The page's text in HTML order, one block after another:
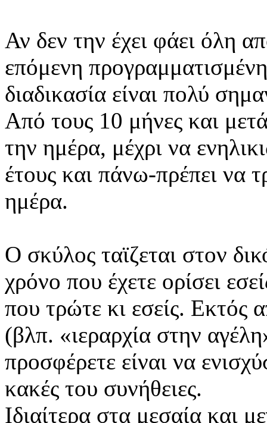
Αν δεν την έχει φάει όλη
επόμενη
διαδικασία είναι πολύ
Από τους 10 μήνες και
την ημέρα, μέχρι να
έτους και πάνω-πρέπει να
ημέρα.
Ο σκύλος ταϊζεται στον
χρόνο που έχετε ορίσει
που τρώτε κι εσείς. Εκτός
(βλπ. «ιεραρχία στην
προσφέρετε είναι να
κακές του συνήθειες.
Ιδιαίτερα στα μεσαία και